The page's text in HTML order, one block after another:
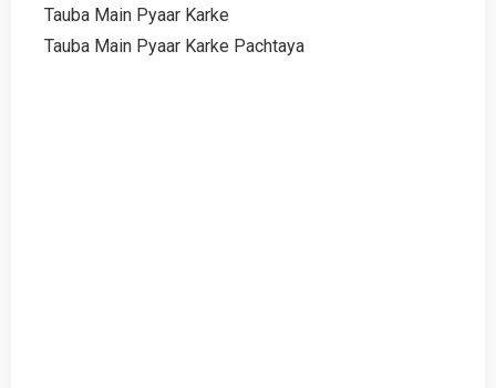
Tauba Main Pyaar Karke
Tauba Main Pyaar Karke Pachtaya